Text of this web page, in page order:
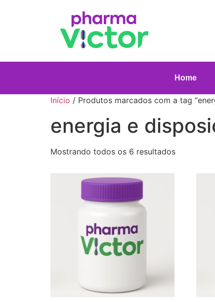
Home
Início / Produtos marcados com a tag
energia e
Mostrando todos os 6 resultados